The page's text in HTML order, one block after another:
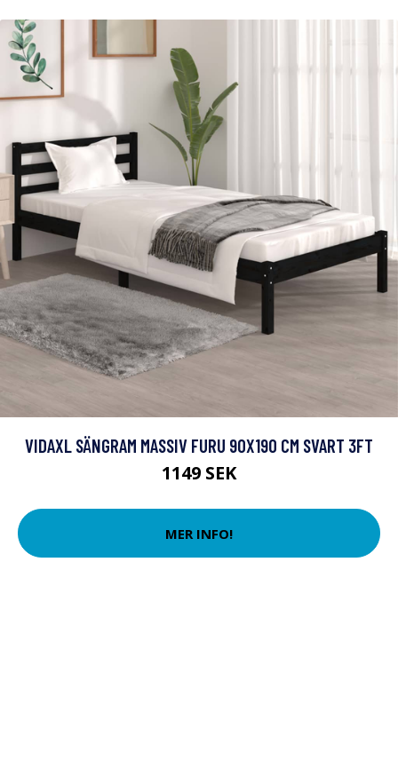
VIDAXL SÄNGRAM MASSIV FURU 90X190 CM SVART 3FT
1149 SEK
MER INFO!